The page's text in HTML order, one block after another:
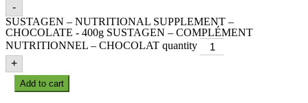
-
SUSTAGEN – NUTRITIONAL SUPPLEMENT –
CHOCOLATE - 400g SUSTAGEN – COMPLÉMENT
NUTRITIONNEL – CHOCOLAT quantity
+
Add to cart